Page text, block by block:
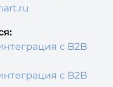
с B2B
с B2B